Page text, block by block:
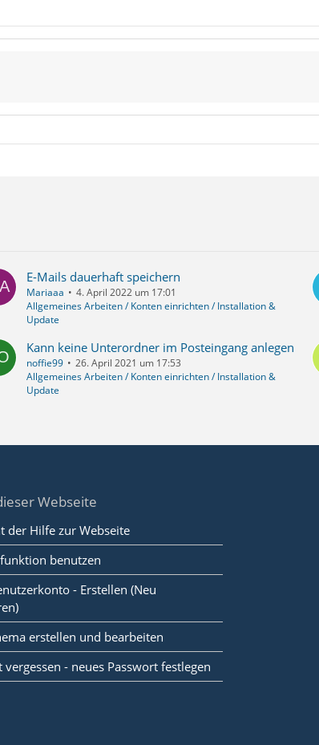
E-Mails dauerhaft speichern
Mariaaa
4. April 2022 um 17:01
Allgemeines Arbeiten / Konten einrichten / Installation &
Update
Kann keine Unterordner im Posteingang anlegen
noffie99
26. April 2021 um 17:53
Allgemeines Arbeiten / Konten einrichten / Installation &
Update
Webseite
der Hilfe zur Webseite
benutzen
- Erstellen (Neu
erstellen und bearbeiten
vergessen - neues Passwort festlegen